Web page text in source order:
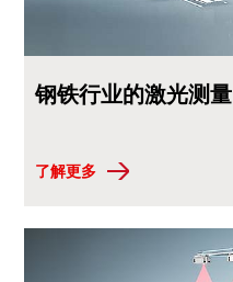
钢铁行业的激光测量
了解更多